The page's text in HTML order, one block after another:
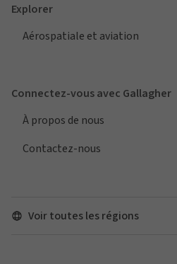
Explorer
Aérospatiale et aviation
Connectez-vous avec Gallagher
À propos de nous
Contactez-nous
Voir toutes les régions